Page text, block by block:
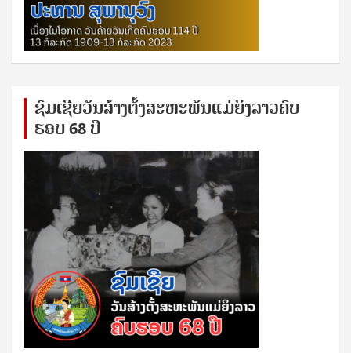
ຊົ​ມ​ເຊີຍ​ວັນ​ສ້າງ​ຕັ້ງ​ສະ​ຫະ​ພັນ​ແມ່​ຍິງ​​ລາວຄົບ​
ຮອບ 68 ປິ